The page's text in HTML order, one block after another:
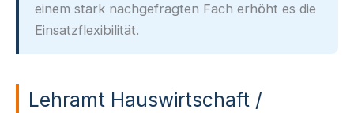
einem stark nachgefragten Fach erhöht es die
Einsatzflexibilität.
Lehramt Hauswirtschaft /